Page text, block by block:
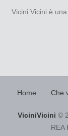
Vicini Vicini è
Home Che
ViciniVicini ©
REA